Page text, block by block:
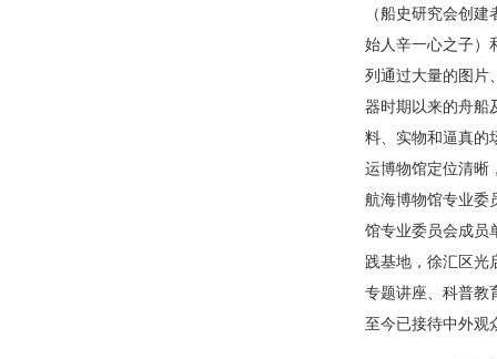
（船史研究会创
始人辛一心之子）
列通过大量的图片
器时期以来的舟船
料、实物和逼真的
运博物馆定位清晰
航海博物馆专业委
馆专业委员会成员
践基地，徐汇区光
专题讲座、科普教
至今已接待中外观